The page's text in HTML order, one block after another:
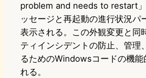
problem and needs to restart
ッセージと再起動の進行状況パ
表示される。この外観変更と同
ティインシデントの防止、管理
るためのWindowsコードの機能
れる。